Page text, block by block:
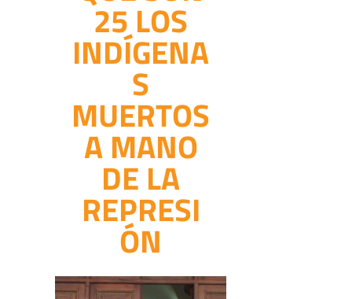
25 LOS
INDÍGENA
S
MUERTOS
A MANO
DE LA
REPRESI
ÓN